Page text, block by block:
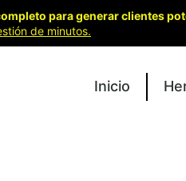
Inicio
para generar clientes
de minutos.